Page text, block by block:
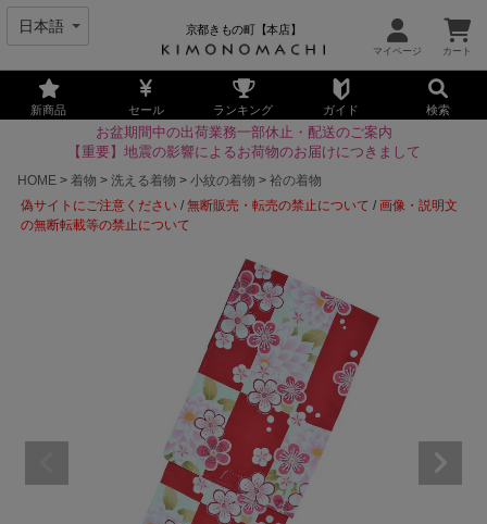
京都きもの町【本店】
新商品 セール ランキング ガイド 検索
お盆期間中の出荷業務一部休止・配送のご案内
【重要】地震の影響によるお荷物のお届けにつきまして
HOME
着物 洗える着物 小紋の着物
袷の着物
偽サイトにご注意ください /無断販売・転売の禁止について /画像・説明文
の無断転載等の禁止について